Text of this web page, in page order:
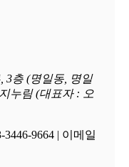
3층 (명일동, 명일
누림 (대표자 : 오
9664 | 이메일